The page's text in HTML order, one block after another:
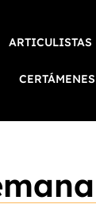
ARTICULISTAS